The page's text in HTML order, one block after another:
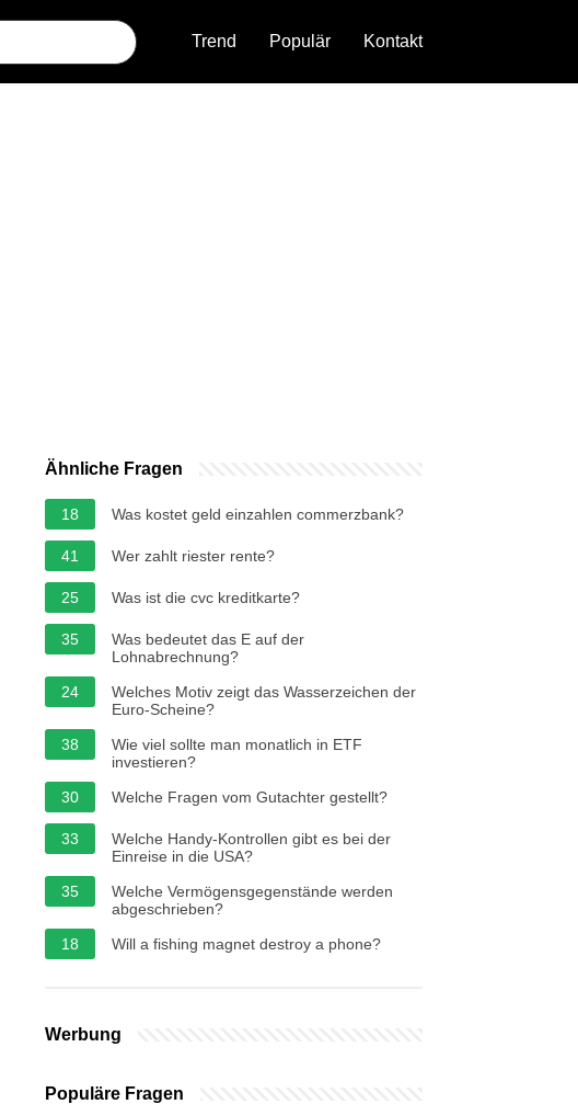
Trend Populär Kontakt
Ähnliche Fragen
18 Was kostet geld einzahlen commerzbank?
41 Wer zahlt riester rente?
25 Was ist die cvc kreditkarte?
35
Was bedeutet das E auf der
Lohnabrechnung?
24
Welches Motiv zeigt das Wasserzeichen der
Euro-Scheine?
38
Wie viel sollte man monatlich in ETF
investieren?
30
Welche Fragen vom Gutachter gestellt?
33
Welche Handy-Kontrollen gibt es bei der
Einreise in die USA?
35
Welche Vermögensgegenstände werden
abgeschrieben?
18
Will a fishing magnet destroy a phone?
Werbung
Populäre Fragen